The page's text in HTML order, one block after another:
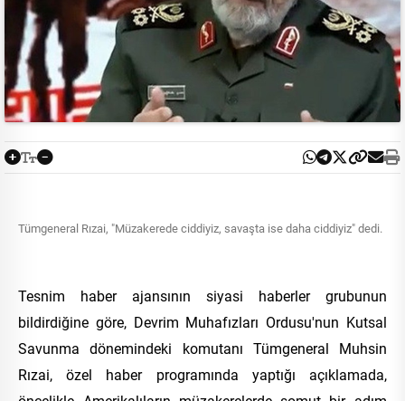
Tümgeneral Rızai, "Müzakerede ciddiyiz, savaşta ise daha ciddiyiz" dedi.
Tesnim haber ajansının siyasi haberler grubunun
bildirdiğine göre, Devrim Muhafızları Ordusu'nun Kutsal
Savunma dönemindeki komutanı Tümgeneral Muhsin
Rızai, özel haber programında yaptığı açıklamada,